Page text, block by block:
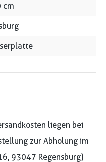
cm
liegen bei
zur Abholung im
93047 Regensburg)